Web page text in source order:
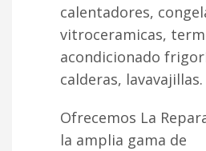
calentadores,
vitroceramicas,
acondicionado
calderas, lavavajillas.
Ofrecemos La
la amplia gama de